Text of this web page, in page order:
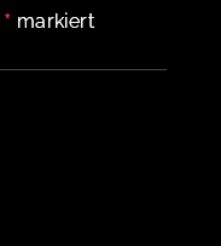
* markiert